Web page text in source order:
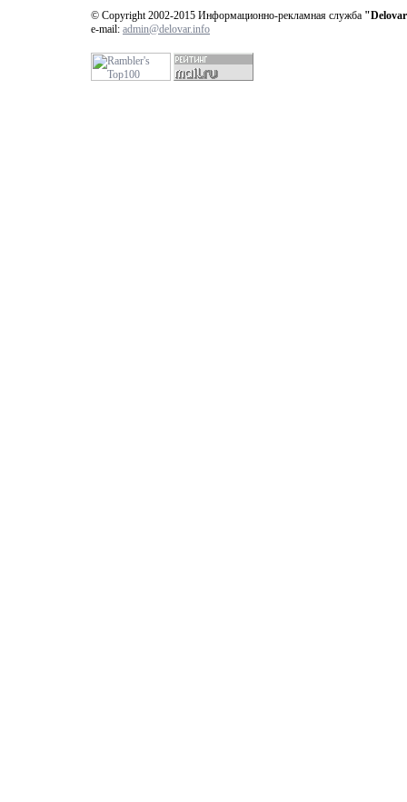
© Copyright 2002-2015 Информационно-рекламная служба
e-mail: admin@delovar.info